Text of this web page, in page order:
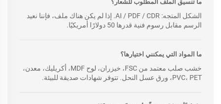
ما تنسيق الملف المطلوب للشعار؟
الشكل المتجه: AI / PDF / CDR. إذا لم يكن هناك ملف، فإننا نعيد
الرسم مقابل رسوم فنية قدرها 50 دولارًا أمريكيًا.
ما المواد التي يمكنني اختيارها؟
خشب صلب معتمد من FSC، خيزران، لوح MDF، أكريليك، معدن،
PVC، PET، ورق عسل النحل. تتوفر شهادات صديقة للبيئة.